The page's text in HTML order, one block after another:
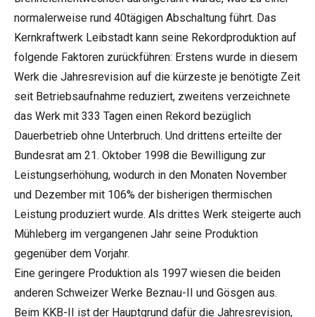
normalerweise rund 40tägigen Abschaltung führt. Das
Kernkraftwerk Leibstadt kann seine Rekordproduktion auf
folgende Faktoren zurückführen: Erstens wurde in diesem
Werk die Jahresrevision auf die kürzeste je benötigte Zeit
seit Betriebsaufnahme reduziert, zweitens verzeichnete
das Werk mit 333 Tagen einen Rekord bezüglich
Dauerbetrieb ohne Unterbruch. Und drittens erteilte der
Bundesrat am 21. Oktober 1998 die Bewilligung zur
Leistungserhöhung, wodurch in den Monaten November
und Dezember mit 106% der bisherigen thermischen
Leistung produziert wurde. Als drittes Werk steigerte auch
Mühleberg im vergangenen Jahr seine Produktion
gegenüber dem Vorjahr.
Eine geringere Produktion als 1997 wiesen die beiden
anderen Schweizer Werke Beznau-II und Gösgen aus.
Beim KKB-II ist der Hauptgrund dafür die Jahresrevision,